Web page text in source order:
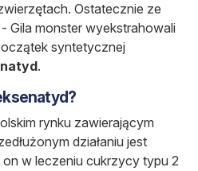
Ostatecznie ze
Gila monster wyekstrahowali
syntetycznej
.
rynku zawierającym
działaniu jest
on w leczeniu cukrzycy typu 2